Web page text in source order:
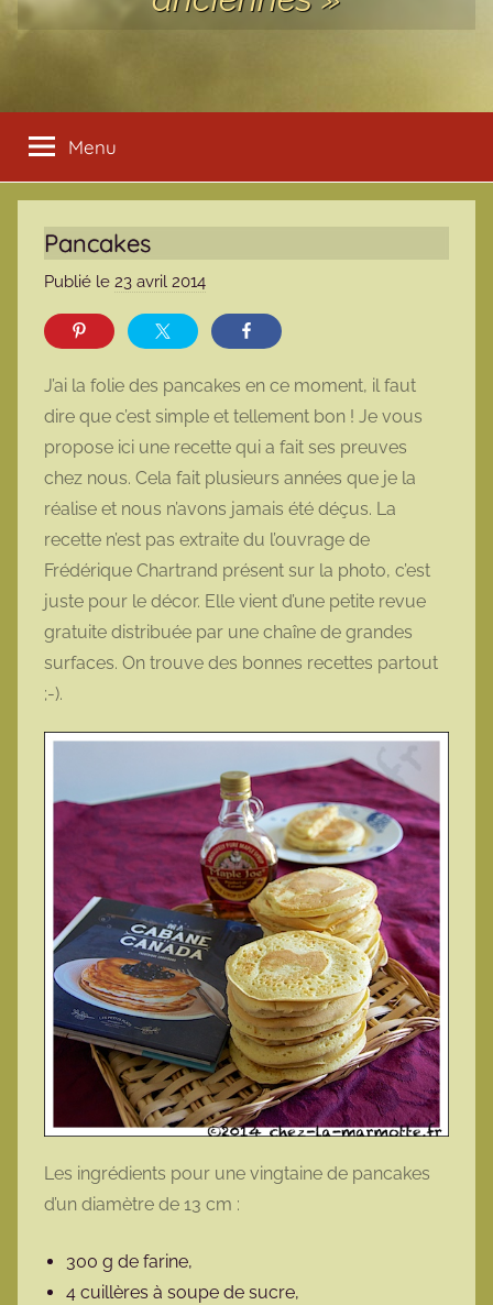
Menu
Pancakes
Publié le 23 avril 2014
a
r
m
o
t
t
e
J’ai la folie des pancakes en ce moment, il faut
dire que c’est simple et tellement bon ! Je vous
propose ici une recette qui a fait ses preuves
chez nous. Cela fait plusieurs années que je la
réalise et nous n’avons jamais été déçus. La
recette n’est pas extraite du l’ouvrage de
Frédérique Chartrand présent sur la photo, c’est
juste pour le décor. Elle vient d’une petite revue
gratuite distribuée par une chaîne de grandes
surfaces. On trouve des bonnes recettes partout
;-).
Les ingrédients pour une vingtaine de pancakes
d’un diamètre de 13 cm :
300 g de farine,
4 cuillères à soupe de sucre,